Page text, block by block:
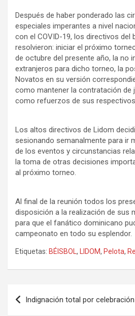
Después de haber ponderado las
especiales imperantes a nivel
con el COVID-19, los directivos del
resolvieron: iniciar el próximo
de octubre del presente año, la no
extranjeros para dicho torneo, la
Novatos en su versión
como mantener la contratación de
como refuerzos de sus
Los altos directivos de Lidom
sesionando semanalmente para ir
de los eventos y circunstancias
la toma de otras decisiones
al próximo torneo.
Al final de la reunión todos los
disposición a la realización de sus
para que el fanático dominicano
campeonato en todo su esplendor.
Etiquetas: BÉISBOL , LIDOM, Pelota,
Navegación
de
Indignación total por